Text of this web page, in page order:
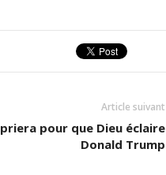
Article suivant
pour que Dieu éclaire
Donald Trump